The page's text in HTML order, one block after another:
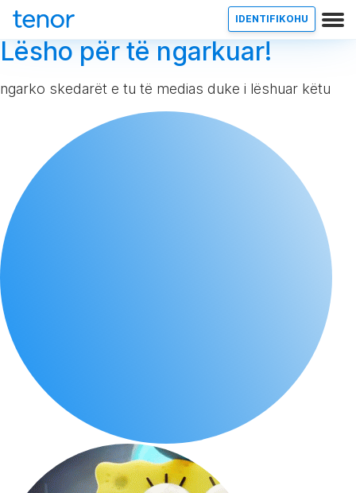
IDENTIFIKOHU
Lësho për të ngarkuar!
ngarko skedarët e tu të medias duke i lëshuar këtu